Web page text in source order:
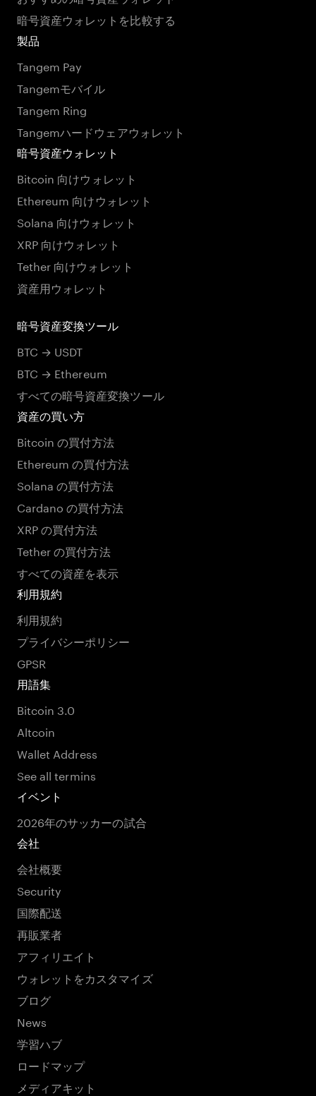
暗号資産ウォレットを比較する
製品
Tangem Pay
Tangemモバイル
Tangem Ring
Tangemハードウェアウォレット
暗号資産ウォレット
Bitcoin 向けウォレット
Ethereum 向けウォレット
Solana 向けウォレット
XRP 向けウォレット
Tether 向けウォレット
資産用ウォレット
暗号資産変換ツール
BTC → USDT
BTC → Ethereum
すべての暗号資産変換ツール
資産の買い方
Bitcoin の買付方法
Ethereum の買付方法
Solana の買付方法
Cardano の買付方法
XRP の買付方法
Tether の買付方法
すべての資産を表示
利用規約
利用規約
プライバシーポリシー
GPSR
用語集
Bitcoin 3.0
Altcoin
Wallet Address
See all termins
イベント
2026年のサッカーの試合
会社
会社概要
Security
国際配送
再販業者
アフィリエイト
ウォレットをカスタマイズ
ブログ
News
学習ハブ
ロードマップ
メディアキット